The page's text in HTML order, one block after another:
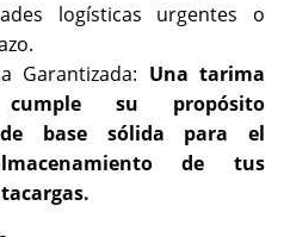
logísticas urgentes o
Garantizada: Una tarima
cumple su propósito
base sólida para el
de tus